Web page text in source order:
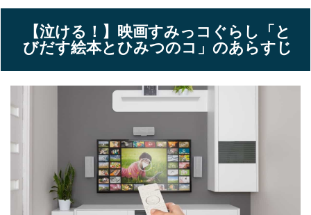
【泣ける！】映画すみっコぐらし「と
びだす絵本とひみつのコ」のあらすじ